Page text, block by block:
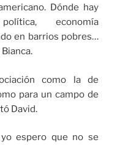
Dónde hay
economía
en barrios pobres…
como la de
para un campo de
David.
espero que no se